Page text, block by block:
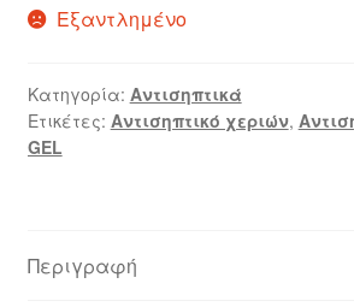
Εξαντλημένο
Κατηγορία: Αντισηπτικά
Ετικέτες: Αντισηπτικό χεριών,
GEL
Περιγραφή